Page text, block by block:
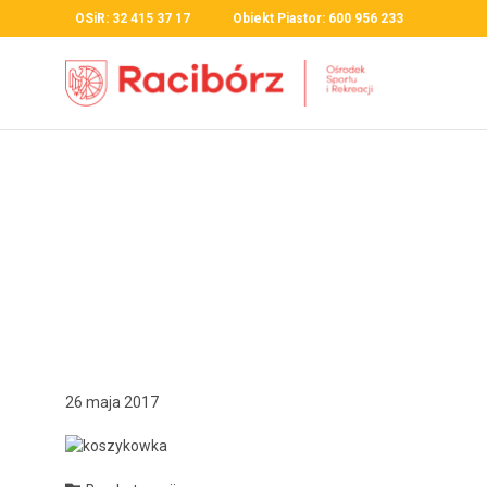
OSiR: 32 415 37 17 Obiekt Piastor: 600 956 233
26 maja 2017